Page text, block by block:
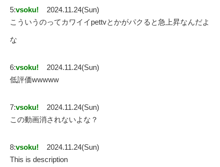
5:vsoku!
2024.11.24(Sun)
こういうのってカワイイpettvとかがパクると急上昇なんだよ
な
6:vsoku!
2024.11.24(Sun)
低評価wwwww
7:vsoku!
2024.11.24(Sun)
この動画消されないよな？
8:vsoku!
2024.11.24(Sun)
This is description